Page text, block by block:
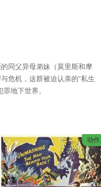
同父异母弟妹（莫里斯和摩
危机，这群被迫认亲的“私生
地下世界。
动